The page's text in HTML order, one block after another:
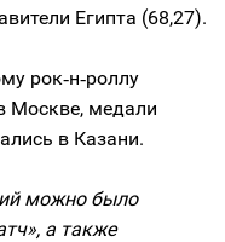
Египта (68,27).
рок‑н‑роллу
Москве, медали
в Казани.
можно было
а также